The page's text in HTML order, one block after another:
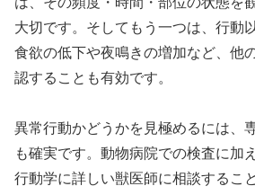
大切です。そしてもう一つは、行動
食欲の低下や夜鳴きの増加など、他
認することも有効です。
異常行動かどうかを見極めるには、
も確実です。動物病院での検査に加
行動学に詳しい獣医師に相談するこ